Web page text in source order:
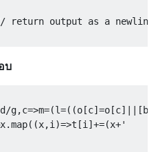
return output as a newline
บ
g,c=>m=(l=((o [c]=o [c]||[ b
x.map((x,i )=>t [i ]+=(x+'